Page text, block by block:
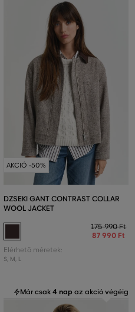
AKCIÓ -50%
DZSEKI GANT CONTRAST COLLAR
WOOL JACKET
175 990 Ft
87 990 Ft
Elérhető méretek:
S, M, L
Már csak4 nap az akció végéig